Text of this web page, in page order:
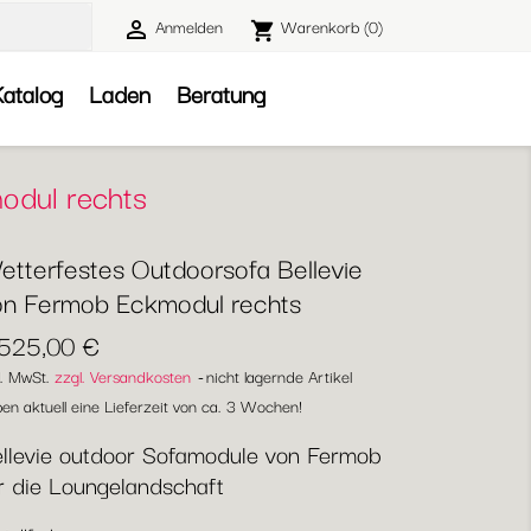
 Anmelden shopping_cart Warenkorb(0)
Laden Beratung
rechts
Outdoorsofa Bellevie
Fermob Eckmodul rechts
€
MwSt. zzgl. Versandkosten nicht lagernde Artikel
aktuell eine Lieferzeit von ca. 3 Wochen!
outdoor Sofamodule von Fermob
die Loungelandschaft